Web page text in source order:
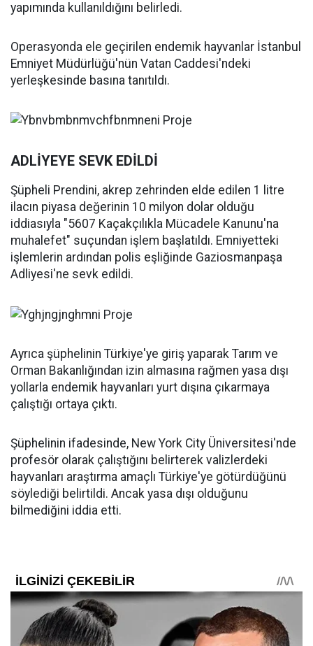
yapımında kullanıldığını belirledi.
Operasyonda ele geçirilen endemik hayvanlar İstanbul
Emniyet Müdürlüğü'nün Vatan Caddesi'ndeki
yerleşkesinde basına tanıtıldı.
ADLİYEYE SEVK EDİLDİ
Şüpheli Prendini, akrep zehrinden elde edilen 1 litre
ilacın piyasa değerinin 10 milyon dolar olduğu
iddiasıyla "5607 Kaçakçılıkla Mücadele Kanunu'na
muhalefet" suçundan işlem başlatıldı. Emniyetteki
işlemlerin ardından polis eşliğinde Gaziosmanpaşa
Adliyesi'ne sevk edildi.
Ayrıca şüphelinin Türkiye'ye giriş yaparak Tarım ve
Orman Bakanlığından izin almasına rağmen yasa dışı
yollarla endemik hayvanları yurt dışına çıkarmaya
çalıştığı ortaya çıktı.
Şüphelinin ifadesinde, New York City Üniversitesi'nde
profesör olarak çalıştığını belirterek valizlerdeki
hayvanları araştırma amaçlı Türkiye'ye götürdüğünü
söylediği belirtildi. Ancak yasa dışı olduğunu
bilmediğini iddia etti.